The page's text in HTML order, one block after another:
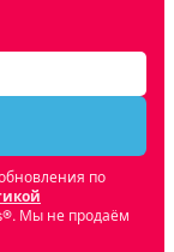
по
Мы не продаём